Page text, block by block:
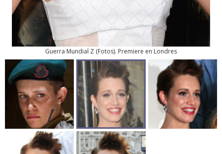
Guerra Mundial Z (Fotos). Premiere en Londres